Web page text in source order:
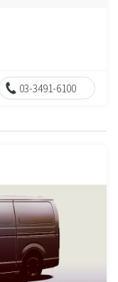
03-3491-6100